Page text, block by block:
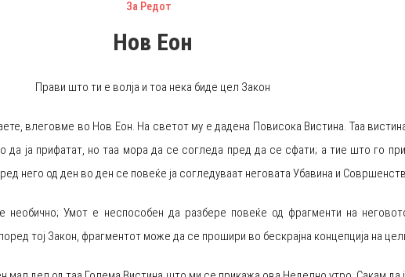
За Редот
Нов Еон
Прави што ти е волја и тоа нека биде цел Закон
влеговме во Нов Еон. На светот му е дадена Повисока Вистина. Таа
да ја прифатат, но таа мора да се согледа пред да се сфати; а тие што го
него од ден во ден се повеќе ја согледуваат неговата Убавина и
необично; Умот е неспособен да разбере повеќе од фрагменти на
тој Закон, фрагментот може да се прошири во бескрајна концепција на